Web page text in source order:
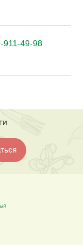
911-49-98